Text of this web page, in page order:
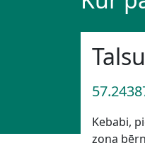
Kebabi,
zona